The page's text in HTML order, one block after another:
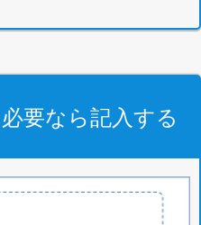
要なら記入する